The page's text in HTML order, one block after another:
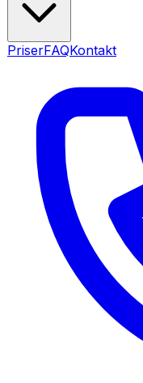
PriserFAQKontakt